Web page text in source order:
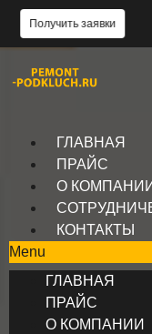
заявки
ГЛАВНАЯ
ПРАЙС
О КОМПАНИИ
КОНТАКТЫ
Menu
ГЛАВНАЯ
ПРАЙС
О КОМПАНИИ